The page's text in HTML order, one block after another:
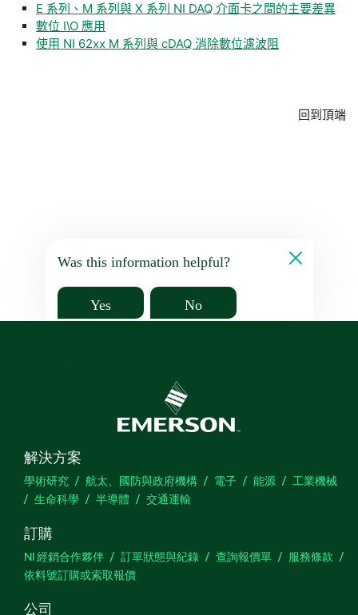
E 系列、M 系列與 X 系列 NI DAQ 介面卡之間的主要差異
數位 I\O 應用
使用 NI 62xx M 系列與 cDAQ 消除數位濾波阻
回到頂端
Was this information helpful?
Yes No
解決方案
學術研究 航太、國防與政府機構 電子 能源
工業機械
生命科學
半導體 交通運輸
訂購
NI 經銷合作夥伴 訂單狀態與紀錄 查詢報價單
服務條款
依料號訂購或索取報價
公司